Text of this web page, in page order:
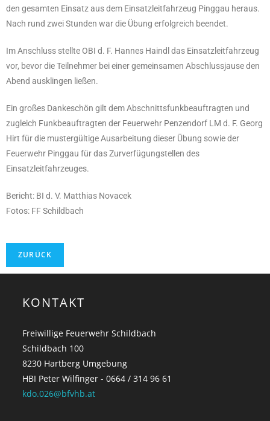
den gesamten Einsatz aus dem Einsatzleitfahrzeug Pinggau heraus.
Nach rund zwei Stunden war die Übung erfolgreich beendet.
Im Anschluss stellte OBI d. F. Hannes Haindl das Einsatzleitfahrzeug
vor, bevor die Teilnehmer bei einer gemeinsamen Abschlussjause den
Abend ausklingen ließen.
Ein großes Dankeschön gilt dem Abschnittsfunkbeauftragten und
zugleich Funkbeauftragten der Feuerwehr Penzendorf LM d. F. Georg
Hirt für die mustergültige Ausarbeitung dieser Übung sowie der
Feuerwehr Pinggau für das Zurverfügungstellen des
Einsatzleitfahrzeuges.
Bericht: BI d. V. Matthias Novacek
Fotos: FF Schildbach
KONTAKT
Freiwillige Feuerwehr Schildbach
Schildbach 100
8230 Hartberg Umgebung
HBI Peter Wilfinger - 0664 / 314 96 61
kdo.026@bfvhb.at